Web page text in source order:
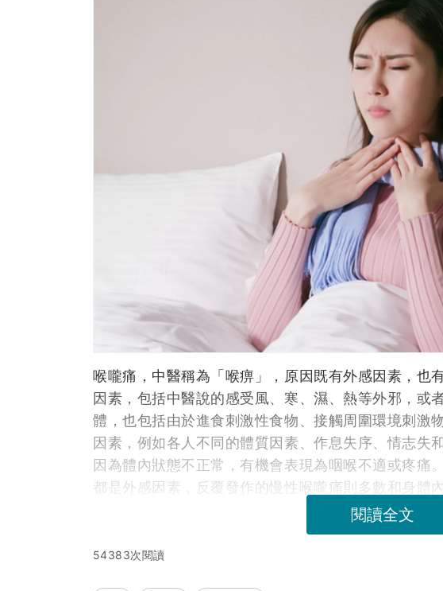
喉嚨痛，中醫稱為「喉痹」，原因既有外感因素，也
因素，包括中醫說的感受風、寒、濕、熱等外邪，或
體，也包括由於進食刺激性食物、接觸周圍環境刺激
因素，例如各人不同的體質因素、作息失序、情志失
因為體內狀態不正常，有機會表現為咽喉不適或疼痛
都是外感因素，反覆發作的慢性喉嚨痛則多數和身體
閱讀全文
54383次閱讀